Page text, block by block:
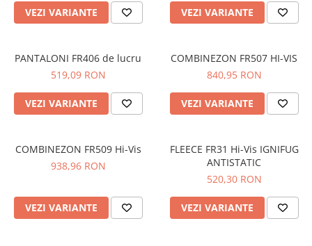
FLEECE
BOCANCI
PANTOFI
SANDALE-SABOTI
SOSETE
ACCESORII
MANUSI
VEZI VARIANTE VEZI VARIANTE
PANTALONI FR406 de lucru
519,09 RON
VEZI VARIANTE
COMBINEZON FR507 HI-VIS
840,95 RON
VEZI VARIANTE
COMBINEZON FR509 Hi-Vis
938,96 RON
VEZI VARIANTE
FLEECE FR31 Hi-Vis IGNIFUG
ANTISTATIC
520,30 RON
VEZI VARIANTE